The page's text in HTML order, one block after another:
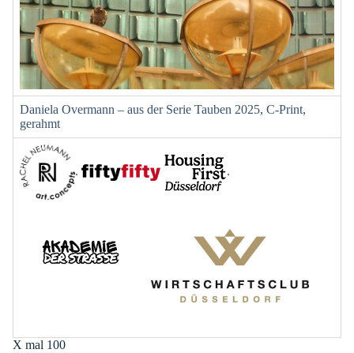
Daniela Overmann – aus der Serie Tauben 2025, C-Print,
gerahmt
. .
X mal 100